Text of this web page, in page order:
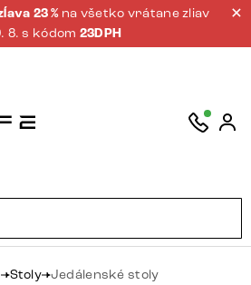
23 % na všetko vrátane zliav
8. s kódom 23DPH
Stoly Jedálenské stoly